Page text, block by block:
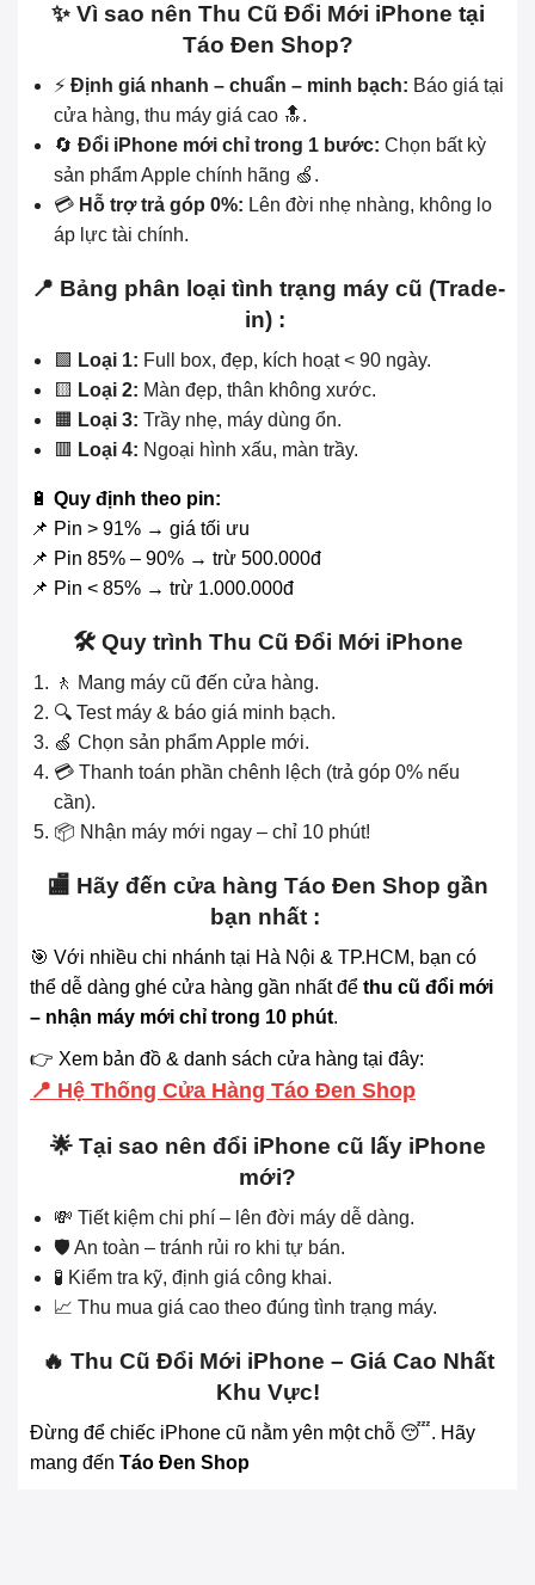
✨ Vì sao nên Thu Cũ Đổi Mới iPhone tại
Táo Đen Shop?
⚡ Định giá nhanh – chuẩn – minh bạch: Báo giá tại
cửa hàng, thu máy giá cao 🔝.
🔄 Đổi iPhone mới chỉ trong 1 bước: Chọn bất kỳ
sản phẩm Apple chính hãng 🍏.
💳 Hỗ trợ trả góp 0%: Lên đời nhẹ nhàng, không lo
áp lực tài chính.
📍 Bảng phân loại tình trạng máy cũ (Trade-
in) :
🟩 Loại 1: Full box, đẹp, kích hoạt < 90 ngày.
🟨 Loại 2: Màn đẹp, thân không xước.
🟧 Loại 3: Trầy nhẹ, máy dùng ổn.
🟥 Loại 4: Ngoại hình xấu, màn trầy.
🔋 Quy định theo pin:
📌 Pin > 91% → giá tối ưu
📌 Pin 85% – 90% → trừ 500.000đ
📌 Pin < 85% → trừ 1.000.000đ
🛠 Quy trình Thu Cũ Đổi Mới iPhone
🚶 Mang máy cũ đến cửa hàng.
🔍 Test máy & báo giá minh bạch.
🍏 Chọn sản phẩm Apple mới.
💳 Thanh toán phần chênh lệch (trả góp 0% nếu
cần).
📦 Nhận máy mới ngay – chỉ 10 phút!
🏬 Hãy đến cửa hàng Táo Đen Shop gần
bạn nhất :
🎯 Với nhiều chi nhánh tại Hà Nội & TP.HCM, bạn có
thể dễ dàng ghé cửa hàng gần nhất để thu cũ đổi mới
– nhận máy mới chỉ trong 10 phút.
👉 Xem bản đồ & danh sách cửa hàng tại đây:
📍 Hệ Thống Cửa Hàng Táo Đen Shop
🌟 Tại sao nên đổi iPhone cũ lấy iPhone
mới?
💸 Tiết kiệm chi phí – lên đời máy dễ dàng.
🛡 An toàn – tránh rủi ro khi tự bán.
🧪 Kiểm tra kỹ, định giá công khai.
📈 Thu mua giá cao theo đúng tình trạng máy.
🔥 Thu Cũ Đổi Mới iPhone – Giá Cao Nhất
Khu Vực!
Đừng để chiếc iPhone cũ nằm yên một chỗ 😴. Hãy
mang đến Táo Đen Shop